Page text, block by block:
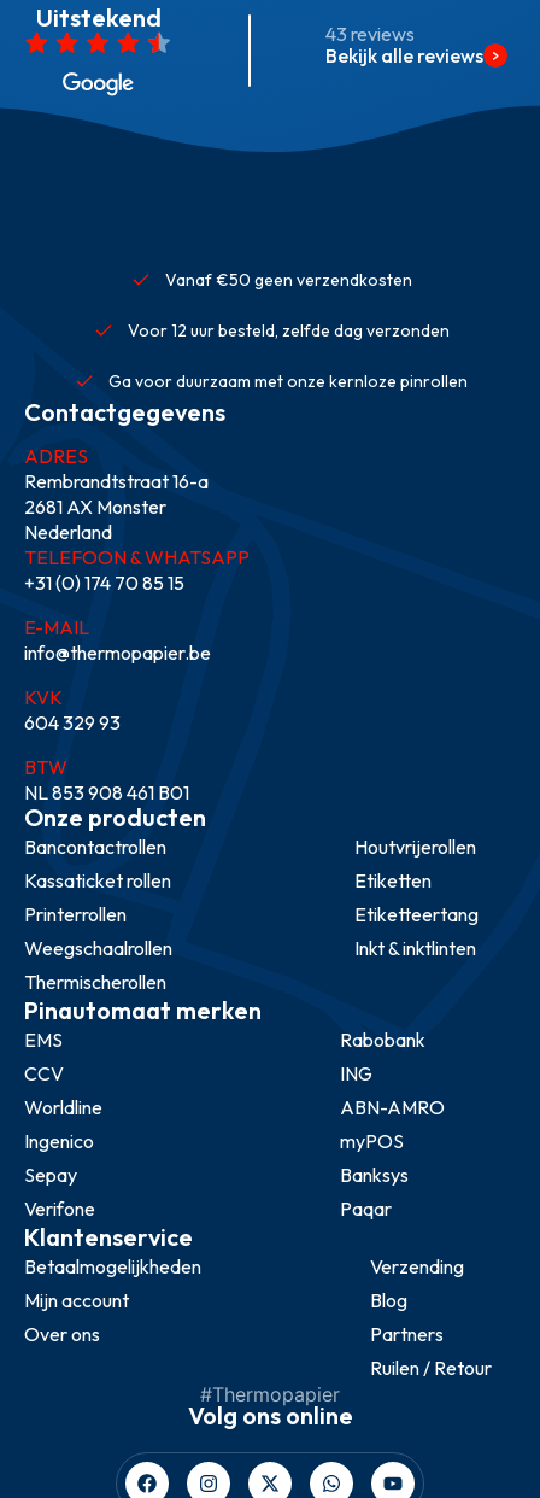
Uitstekend
43 reviews
Bekijk alle reviews
Vanaf €50 geen verzendkosten
Voor 12 uur besteld, zelfde dag verzonden
Ga voor duurzaam met onze kernloze pinrollen
#Thermopapier
Volg ons online
Contactgegevens
ADRES
Rembrandtstraat 16-a
2681 AX Monster
Nederland
TELEFOON & WHATSAPP
+31 (0) 174 70 85 15
E-MAIL
info@thermopapier.be
KVK
604 329 93
BTW
NL 853 908 461 B01
Onze producten
Bancontactrollen
Kassaticket rollen
Printerrollen
Weegschaalrollen
Thermischerollen
Houtvrijerollen
Etiketten
Etiketteertang
Inkt & inktlinten
Pinautomaat merken
EMS
CCV
Worldline
Ingenico
Sepay
Verifone
Rabobank
ING
ABN-AMRO
myPOS
Banksys
Paqar
Klantenservice
Betaalmogelijkheden
Mijn account
Over ons
Verzending
Blog
Partners
Ruilen / Retour